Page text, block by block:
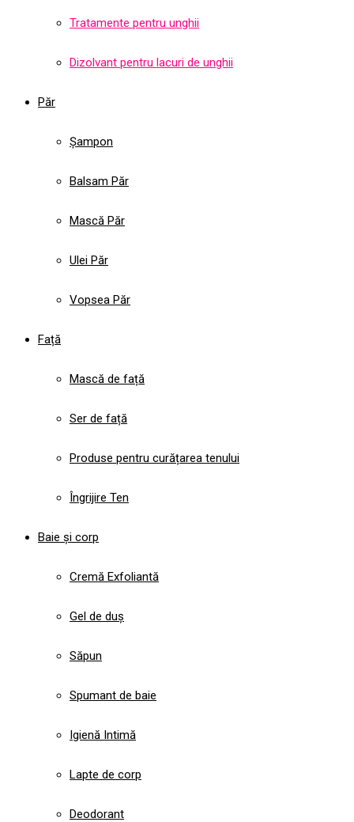
Tratamente pentru unghii
Dizolvant pentru lacuri de unghii
Păr
Șampon
Balsam Păr
Mască Păr
Ulei Păr
Vopsea Păr
Față
Mască de față
Ser de față
Produse pentru curățarea tenului
Îngrijire Ten
Baie și corp
Cremă Exfoliantă
Gel de duș
Săpun
Spumant de baie
Igienă Intimă
Lapte de corp
Deodorant